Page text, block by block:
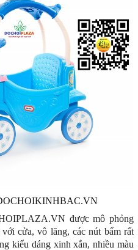
DOCHOIKINHBAC.VN
được mô phỏng
cửa, vô lăng, các nút bấm rất
kiểu dáng xinh xắn, nhiều màu